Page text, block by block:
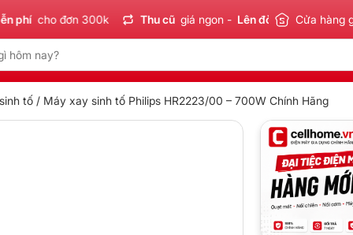
cho đơn 300k Thu cũ giá ngon - Lên đời tiết kiệm Sản
Cửa hàng
tố/ Máy xay sinh tố Philips HR2223/00 – 700W Chính Hãng